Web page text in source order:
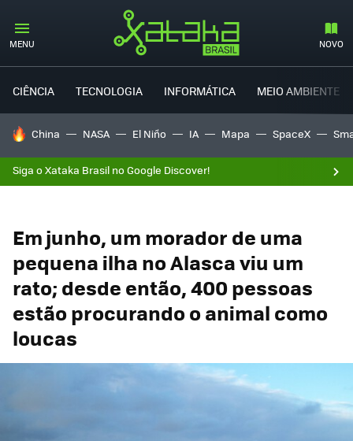
MENU NOVO
CIÊNCIA TECNOLOGIA INFORMÁTICA MEIO AMBIENTE
TENDÊNCIAS DO DIA
China NASA El Niño IA Mapa SpaceX
Siga o Xataka Brasil no Google Discover!
Em junho, um morador de uma
pequena ilha no Alasca viu um
rato; desde então, 400 pessoas
estão procurando o animal como
loucas